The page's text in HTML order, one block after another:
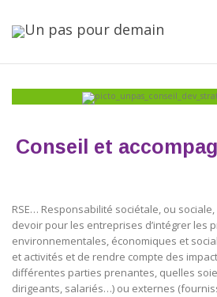
Conseil et
RSE… Responsabilité sociétale, ou
devoir pour les entreprises d’intégrer les
environnementales, économiques et
et activités et de rendre compte des
différentes parties prenantes, quelles
dirigeants, salariés…) ou externes